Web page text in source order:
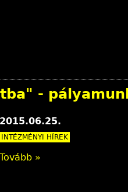
-
2015.06.25.
INTÉZMÉNYI HÍREK
Tovább »